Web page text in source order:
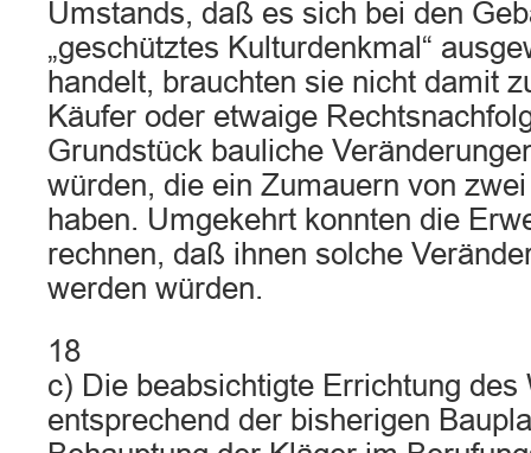
Umstands, daß es sich bei den
„geschütztes Kulturdenkmal“
handelt, brauchten sie nicht damit
Käufer oder etwaige
Grundstück bauliche
würden, die ein Zumauern von
haben. Umgekehrt konnten die
rechnen, daß ihnen solche
werden würden.
18
c) Die beabsichtigte Errichtung des
entsprechend der bisherigen